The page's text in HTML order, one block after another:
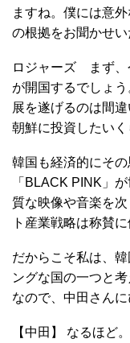
ますね。僕には意
の根拠をお聞かせい
ロジャーズ まず、
が開国するでしょ
展を遂げるのは間
朝鮮に投資したいく
韓国も経済的にその
「BLACK PINK」
質な映像や音楽を
ト産業戦略は称賛に
だからこそ私は、
ングな国の一つと
なので、中田さんに
【中田】 なるほど